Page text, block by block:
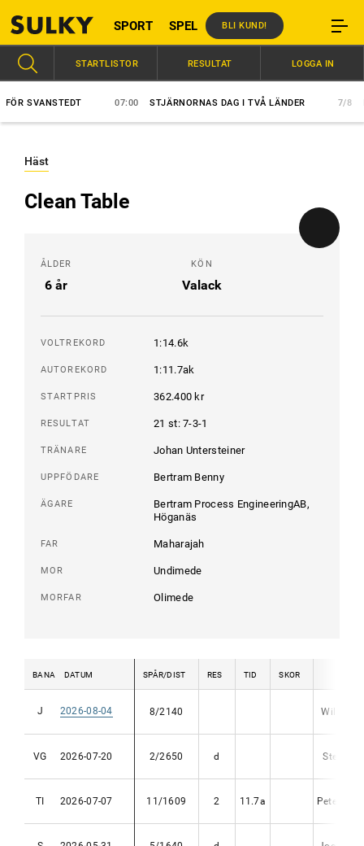
SPORT SPEL BLI KUND!
SVANSTEDT 07:00 STJÄRNORNAS DAG I TVÅ LÄNDER
STARTLISTOR RESULTAT LOGGA IN
Häst
Clean Table
ÅLDER
6 år
KÖN
Valack
VOLTREKORD 1:14.6k
AUTOREKORD 1:11.7ak
STARTPRIS 362.400 kr
RESULTAT 21 st: 7-3-1
TRÄNARE Johan Untersteiner
UPPFÖDARE Bertram Benny
ÄGARE
Bertram Process EngineeringAB,
Höganäs
FAR Maharajah
MOR Undimede
MORFAR Olimede
BANA DATUM SPÅR/DIST RES TID SKOR
J 2026-08-04 8/2140 Wilma
VG 2026-07-20 2/2650 d Stefan
TI 2026-07-07 11/1609 2 11.7a Peter